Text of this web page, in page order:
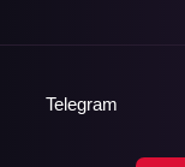
Telegram